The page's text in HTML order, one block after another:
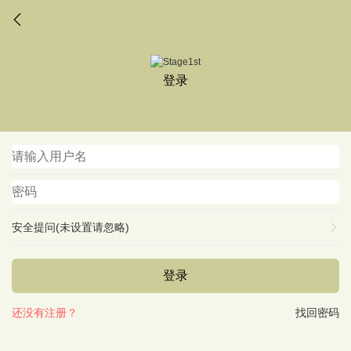
登录
安全提问(未设置请忽略)
登录
找回密码
还没有注册？